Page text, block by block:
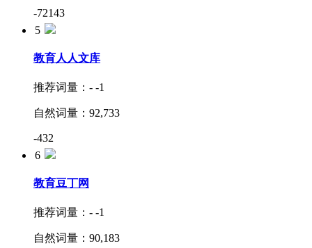
-72143
5
教育人人文库
推荐词量： - -1
自然词量： 92,733
-432
6
教育豆丁网
推荐词量： - -1
自然词量： 90,183